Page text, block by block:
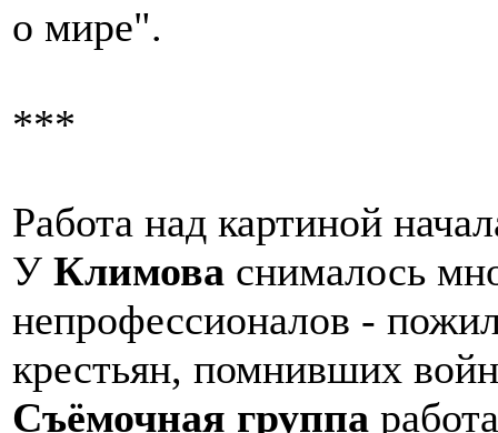
о мире".
***
Работа над картиной
У Климова снималось
непрофессионалов -
крестьян, помнивших
Съёмочная группа